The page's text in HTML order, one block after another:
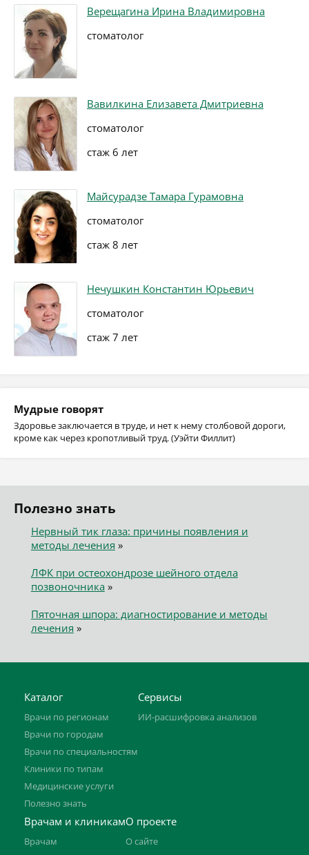
Верещагина Ирина Владимировна
стоматолог
Вавилкина Елизавета Дмитриевна
стоматолог
стаж 6 лет
Майсурадзе Тамара Гурамовна
стоматолог
стаж 8 лет
Нечушкин Константин Юрьевич
стоматолог
стаж 7 лет
Мудрые говорят
Здоровье заключается в труде, и нет к нему столбовой дороги,
кроме как через кропотливый труд. (Уэйти Филлит)
Полезно знать
Нервный тик глаза: причины появления и
методы лечения »
ЛФК при остеохондрозе шейного отдела
позвоночника»
Пяточная шпора: диагностирование и методы
лечения »
Каталог
Врачи по регионам
Врачи по городам
Врачи по специальностям
Клиники по типам
Медицинские услуги
Полезно знать
Сервисы
ИИ-расшифровка анализов
Врачам и клиникам
Врачам
О проекте
О сайте